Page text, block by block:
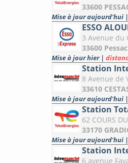
33600
Mise à jour aujourd'hui |
ESSO
3 Avenue du
33600 Pessac
Mise à jour hier |
Station
8 Avenue de
33610
Mise à jour aujourd'hui |
Station
62 COURS
33170
Mise à jour aujourd'hui |
Station
6 avenue